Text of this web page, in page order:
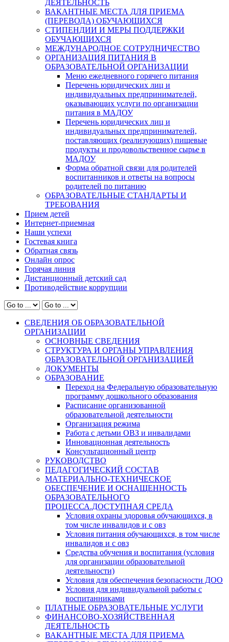
ДЕЯТЕЛЬНОСТЬ
ВАКАНТНЫЕ МЕСТА ДЛЯ ПРИЕМА
(ПЕРЕВОДА) ОБУЧАЮЩИХСЯ
СТИПЕНДИИ И МЕРЫ ПОДДЕРЖКИ
ОБУЧАЮЩИХСЯ
МЕЖДУНАРОДНОЕ СОТРУДНИЧЕСТВО
ОРГАНИЗАЦИЯ ПИТАНИЯ В
ОБРАЗОВАТЕЛЬНОЙ ОРГАНИЗАЦИИ
Меню ежедневного горячего питания
Перечень юридических лиц и
индивидуальных предпринимателей,
оказывающих услуги по организации
питания в МАДОУ
Перечень юридических лиц и
индивидуальных предпринимателей,
поставляющих (реализующих) пищевые
продукты и продовольственное сырье в
МАДОУ
Форма обратной связи для родителей
воспитанников и ответы на вопросы
родителей по питанию
ОБРАЗОВАТЕЛЬНЫЕ СТАНДАРТЫ И
ТРЕБОВАНИЯ
Прием детей
Интернет-приемная
Наши успехи
Гостевая книга
Обратная связь
Онлайн опрос
Горячая линия
Дистанционный детский сад
Противодействие коррупции
СВЕДЕНИЯ ОБ ОБРАЗОВАТЕЛЬНОЙ
ОРГАНИЗАЦИИ
ОСНОВНЫЕ СВЕДЕНИЯ
СТРУКТУРА И ОРГАНЫ УПРАВЛЕНИЯ
ОБРАЗОВАТЕЛЬНОЙ ОРГАНИЗАЦИЕЙ
ДОКУМЕНТЫ
ОБРАЗОВАНИЕ
Переход на Федеральную образовательную
программу дошкольного образования
Расписание организованной
образовательной деятельности
Организация режима
Работа с детьми ОВЗ и инвалидами
Инновационная деятельность
Консультационный центр
РУКОВОДСТВО
ПЕДАГОГИЧЕСКИЙ СОСТАВ
МАТЕРИАЛЬНО-ТЕХНИЧЕСКОЕ
ОБЕСПЕЧЕНИЕ И ОСНАЩЕННОСТЬ
ОБРАЗОВАТЕЛЬНОГО
ПРОЦЕССА.ДОСТУПНАЯ СРЕДА
Условия охраны здоровья обучающихся, в
том числе инвалидов и с овз
Условия питания обучающихся, в том числе
инвалидов и с овз
Средства обучения и воспитания (условия
для организации образовательной
деятельности)
Условия для обеспечения безопасности ДОО
Условия для индивидуальной работы с
воспитанниками
ПЛАТНЫЕ ОБРАЗОВАТЕЛЬНЫЕ УСЛУГИ
ФИНАНСОВО-ХОЗЯЙСТВЕННАЯ
ДЕЯТЕЛЬНОСТЬ
ВАКАНТНЫЕ МЕСТА ДЛЯ ПРИЕМА